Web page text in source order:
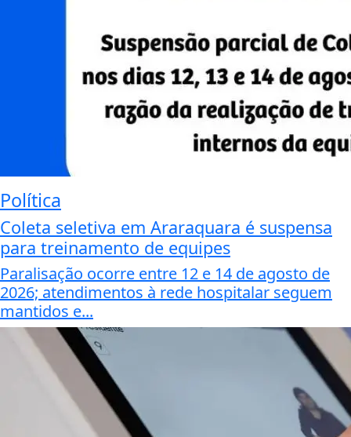
Política
Coleta seletiva em Araraquara é suspensa
para treinamento de equipes
Paralisação ocorre entre 12 e 14 de agosto de
2026; atendimentos à rede hospitalar seguem
mantidos e...